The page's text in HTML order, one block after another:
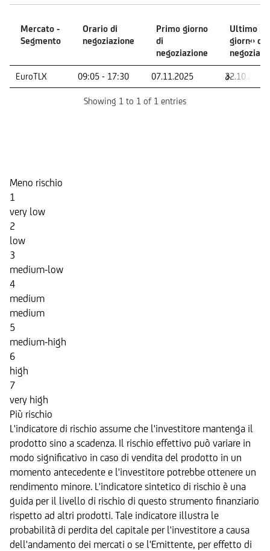
Mercato -
Segmento
Orario di
negoziazione
Primo giorno
di
negoziazione
Ultimo
giorno di
Mercato -
Orario di
Primo giorno
negoziazione
Ultimo
EuroTLX 09:05 - 17:30 07.11.2025 22.10.2030
Showing 1 to 1 of 1 entries
Meno rischio
1
very low
2
low
3
medium-low
4
medium
medium
5
medium-high
6
high
7
very high
Più rischio
L'indicatore di rischio assume che l'investitore mantenga il
prodotto sino a scadenza. Il rischio effettivo può variare in
modo significativo in caso di vendita del prodotto in un
momento antecedente e l'investitore potrebbe ottenere un
rendimento minore. L'indicatore sintetico di rischio è una
guida per il livello di rischio di questo strumento finanziario
rispetto ad altri prodotti. Tale indicatore illustra le
probabilità di perdita del capitale per l'investitore a causa
dell'andamento dei mercati o se l'Emittente, per effetto di